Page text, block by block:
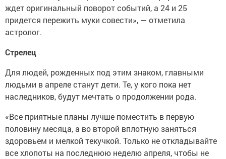
ждет оригинальный поворот событий, а 24 и 25
придется пережить муки совести», — отметила
астролог.
Стрелец
Для людей, рожденных под этим знаком, главными
людьми в апреле станут дети. Те, у кого пока нет
наследников, будут мечтать о продолжении рода.
«Все приятные планы лучше поместить в первую
половину месяца, а во второй вплотную заняться
здоровьем и мелкой текучкой. Только не откладывайте
все хлопоты на последнюю неделю апреля, чтобы не